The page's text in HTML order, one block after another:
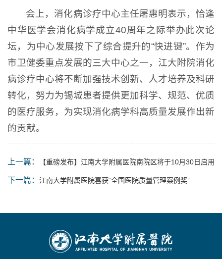
会上，消化病诊疗中心主任屠惠明表示，恰逢
中华医学会消化病学成立40周年之际举办此次论
坛，为中心发展按下了综合提升的“快进键”。作为
市卫健委重点发展的三大中心之一，江大附院消化
病诊疗中心将不断加强技术创新、人才培养及科研
转化，努力为锡城患者提供更加科学、规范、优质
的医疗服务，为实现消化病学科高质量发展作出新
的贡献。
上一篇： 【重磅发布】江南大学附属医院南院区将于10月30日启用
下一篇： 江南大学附属医院喜获“全国医院质量管理案例奖”